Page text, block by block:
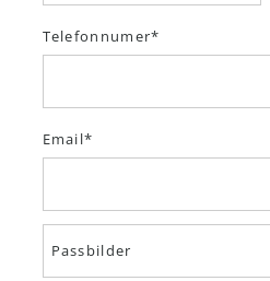
Telefonnumer
Email